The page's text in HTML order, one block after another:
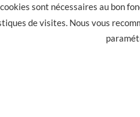
sont nécessaires au bon
de visites. Nous vous